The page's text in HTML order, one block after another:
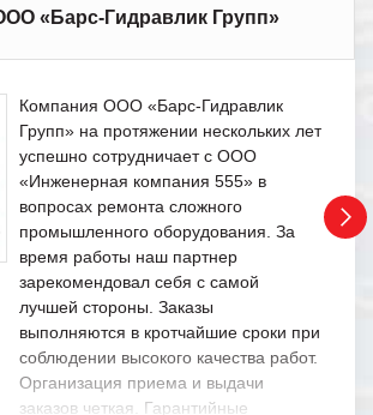
«Барс-Гидравлик Групп»
Компания ООО «Барс-Гидравлик
Групп» на протяжении нескольких лет
успешно сотрудничает с ООО
«Инженерная компания 555» в
вопросах ремонта сложного
промышленного оборудования. За
время работы наш партнер
зарекомендовал себя с самой
лучшей стороны. Заказы
выполняются в кротчайшие сроки при
соблюдении высокого качества работ.
Организация приема и выдачи
заказов четкая. Гарантийные